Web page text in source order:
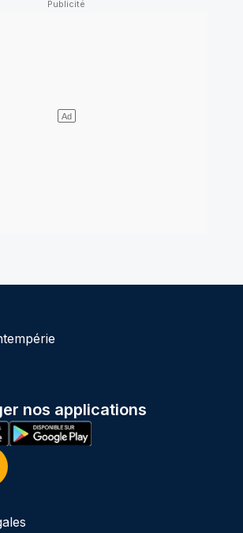
nos applications